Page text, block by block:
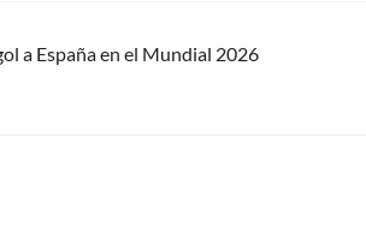
a España en el Mundial 2026